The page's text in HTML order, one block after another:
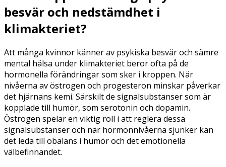
besvär och nedstämdhet i
klimakteriet?
Att många kvinnor känner av psykiska besvär och sämre
mental hälsa under klimakteriet beror ofta på de
hormonella förändringar som sker i kroppen. När
nivåerna av östrogen och progesteron minskar påverkar
det hjärnans kemi. Särskilt de signalsubstanser som är
kopplade till humör, som serotonin och dopamin.
Östrogen spelar en viktig roll i att reglera dessa
signalsubstanser och när hormonnivåerna sjunker kan
det leda till obalans i humör och det emotionella
välbefinnandet.